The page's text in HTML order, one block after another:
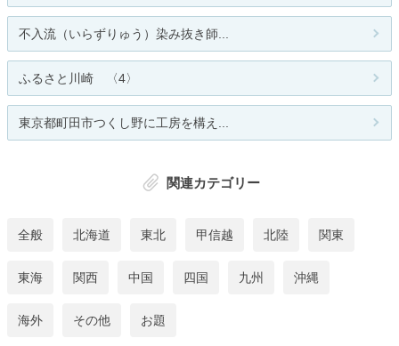
不入流（いらずりゅう）染み抜き師...
ふるさと川崎 〈4〉
東京都町田市つくし野に工房を構え...
関連カテゴリー
全般 北海道 東北 甲信越 北陸 関東
東海 関西 中国 四国 九州 沖縄
海外 その他 お題